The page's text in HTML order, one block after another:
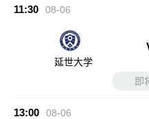
11:30 08-06
延世大学
即
13:00 08-06